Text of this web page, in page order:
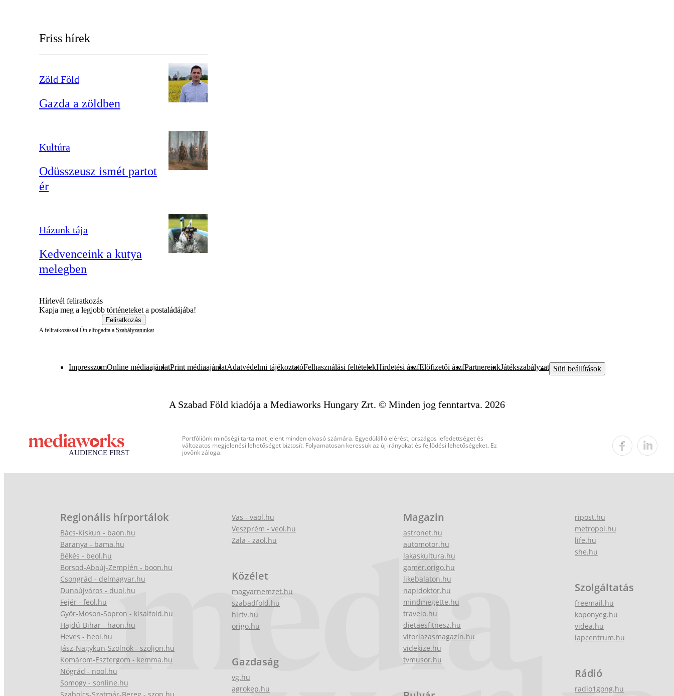
Friss hírek
Zöld Föld
Gazda a zöldben
Kultúra
Odüsszeusz ismét partot
ér
Házunk tája
Kedvenceink a kutya
melegben
Hírlevél feliratkozás
Kapja meg a legjobb történeteket a postaládájába!
Feliratkozás
A feliratkozással Ön elfogadta a Szabályzatunkat
ImpresszumOnline médiaajánlatPrint médiaajánlatAdatvédelmi tájékoztatóFelhasználási feltételekHirdetési ászfElőfizetői ászfPartnereinkJátékszabályzat Süti beállítások
A Szabad Föld kiadója a Mediaworks Hungary Zrt. © Minden jog fenntartva. 2026
Portfóliónk minőségi tartalmat jelent minden olvasó számára. Egyedülálló elérést, országos lefedettséget és
változatos megjelenési lehetőséget biztosít. Folyamatosan keressük az új irányokat és fejlődési lehetőségeket. Ez
jövőnk záloga.
Regionális hírportálok
Bács-Kiskun - baon.hu
Baranya - bama.hu
Békés - beol.hu
Borsod-Abaúj-Zemplén - boon.hu
Csongrád - delmagyar.hu
Dunaújváros - duol.hu
Fejér - feol.hu
Győr-Moson-Sopron - kisalfold.hu
Hajdú-Bihar - haon.hu
Heves - heol.hu
Jász-Nagykun-Szolnok - szoljon.hu
Komárom-Esztergom - kemma.hu
Nógrád - nool.hu
Somogy - sonline.hu
Vas - vaol.hu
Veszprém - veol.hu
Zala - zaol.hu
Közélet
magyarnemzet.hu
szabadfold.hu
hirtv.hu
origo.hu
Gazdaság
vg.hu
agrokep.hu
Magazin
astronet.hu
automotor.hu
lakaskultura.hu
gamer.origo.hu
likebalaton.hu
napidoktor.hu
mindmegette.hu
travelo.hu
dietaesfitnesz.hu
vitorlazasmagazin.hu
videkize.hu
tvmusor.hu
ripost.hu
metropol.hu
life.hu
she.hu
Szolgáltatás
freemail.hu
koponyeg.hu
videa.hu
lapcentrum.hu
Rádió
radio1gong.hu